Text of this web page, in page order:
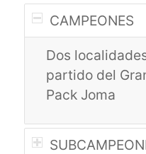
CAMPEONES
Dos
partido del
Pack Joma